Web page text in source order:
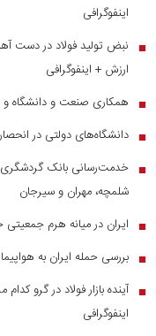
اینفوگرافی
■
نبض تولید فولاد در دست
ارزش + اینفوگرافی
■ همکاری صنعت و دانشگاه و
■ دانشگاه‌های دولتی در
■
شلمچه، مهران و سیرجان
■ ایران در میانه هرم
■ بررسی حمله ایران به
■ آینده بازار فولاد در گرو
اینفوگرافی